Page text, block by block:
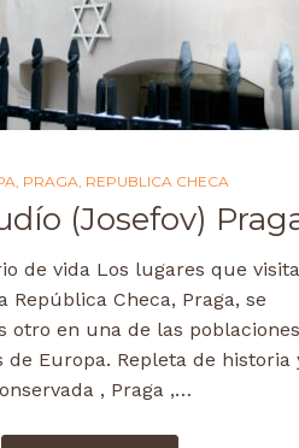
PRAGA REPUBLICA CHECA
(Josefov)
de vida Los lugares que
República Checa, Praga, se
otro en una de las poblaciones
de Europa. Repleta de historia
, Praga ,…